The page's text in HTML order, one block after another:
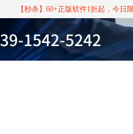
【秒杀】60+正版软件1折起，今日